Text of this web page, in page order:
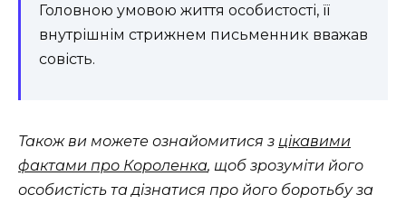
Головною умовою життя особистості, її
внутрішнім стрижнем письменник вважав
совість.
Також ви можете ознайомитися з цікавими
фактами про Короленка, щоб зрозуміти його
особистість та дізнатися про його боротьбу за